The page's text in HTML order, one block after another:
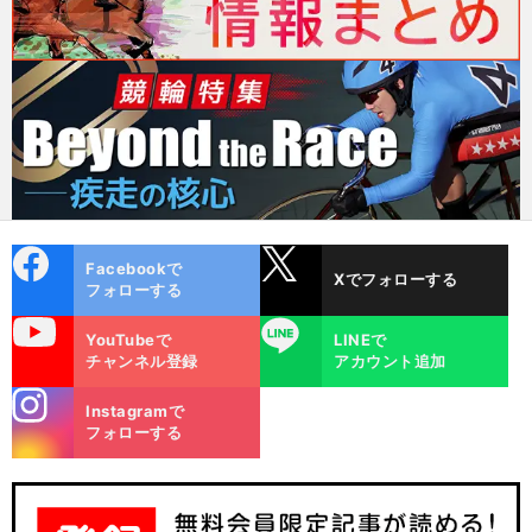
ok
Facebookで
フォローする
Xでフォローする
YouTubeで
チャンネル登録
LINE
LINEで
アカウント追加
m
Instagramで
フォローする